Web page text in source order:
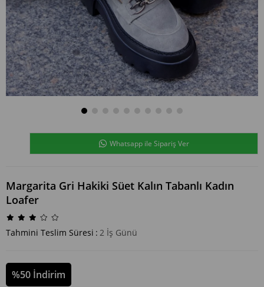
Whatsapp ile Sipariş Ver
Margarita Gri Hakiki Süet Kalın Tabanlı Kadın
Loafer
Tahmini Teslim Süresi : 2 İş Günü
%50 İndirim